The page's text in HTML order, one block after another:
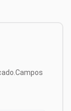
Campos